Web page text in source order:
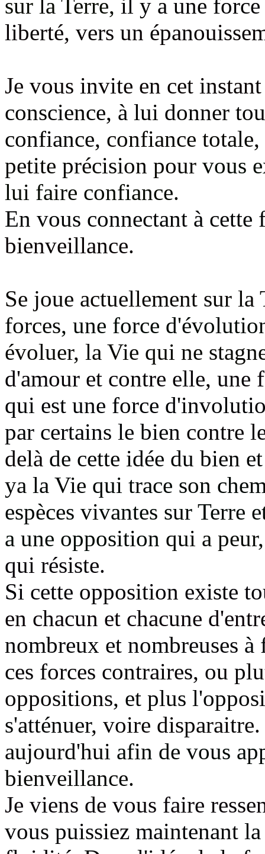
sur la Terre, il y a une
liberté, vers un
Je vous invite en cet
conscience, à lui donner
confiance, confiance
petite précision pour vous
lui faire confiance.
En vous connectant à
bienveillance.
Se joue actuellement sur la
forces, une force
évoluer, la Vie qui ne
d'amour et contre elle, une
qui est une force
par certains le bien contre
delà de cette idée du bien
ya la Vie qui trace son
espèces vivantes sur Terre
a une opposition qui a
qui résiste.
Si cette opposition existe
en chacun et chacune
nombreux et nombreuses à
ces forces contraires, ou
oppositions, et plus
s'atténuer, voire
aujourd'hui afin de vous
bienveillance.
Je viens de vous faire
vous puissiez maintenant